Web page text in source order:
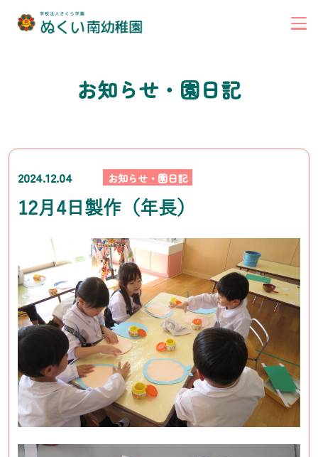
お知らせ・園日記
2024.12.04 お知らせ・園日記
12月4日製作（年長）